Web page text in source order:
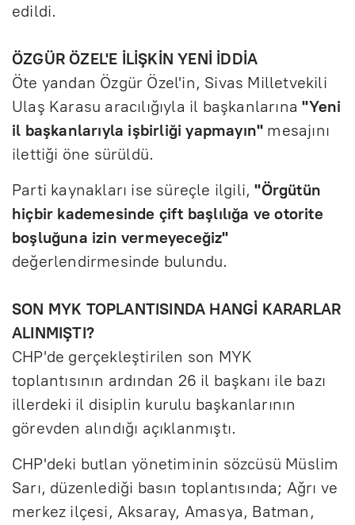
edildi.
ÖZGÜR ÖZEL'E İLİŞKİN YENİ İDDİA
Öte yandan Özgür Özel'in, Sivas Milletvekili
Ulaş Karasu aracılığıyla il başkanlarına"Yeni
il başkanlarıyla işbirliği yapmayın" mesajını
ilettiği öne sürüldü.
Parti kaynakları ise süreçle ilgili,"Örgütün
hiçbir kademesinde çift başlılığa ve otorite
boşluğuna izin vermeyeceğiz"
değerlendirmesinde bulundu.
SON MYK TOPLANTISINDA HANGİ KARARLAR
ALINMIŞTI?
CHP'de gerçekleştirilen son MYK
toplantısının ardından 26 il başkanı ile bazı
illerdeki il disiplin kurulu başkanlarının
görevden alındığı açıklanmıştı.
CHP'deki butlan yönetiminin sözcüsü Müslim
Sarı, düzenlediği basın toplantısında; Ağrı ve
merkez ilçesi, Aksaray, Amasya, Batman,